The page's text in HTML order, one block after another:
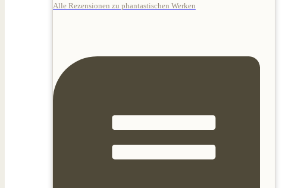
Alle Rezensionen zu phantastischen Werken